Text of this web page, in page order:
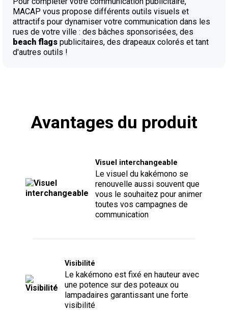
MACAP vous propose différents outils visuels et
attractifs pour dynamiser votre communication dans les
rues de votre ville : des bâches sponsorisées, des
beach flags publicitaires, des drapeaux colorés et tant
d'autres outils !
Avantages du produit
Visuel interchangeable
Le visuel du kakémono se
renouvelle aussi souvent que
vous le souhaitez pour animer
toutes vos campagnes de
communication
Visibilité
Le kakémono est fixé en hauteur avec
une potence sur des poteaux ou
lampadaires garantissant une forte
visibilité